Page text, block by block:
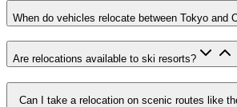
When do vehicles relocate between Tokyo and
Are relocations available to ski resorts?
Can I take a relocation on scenic routes like